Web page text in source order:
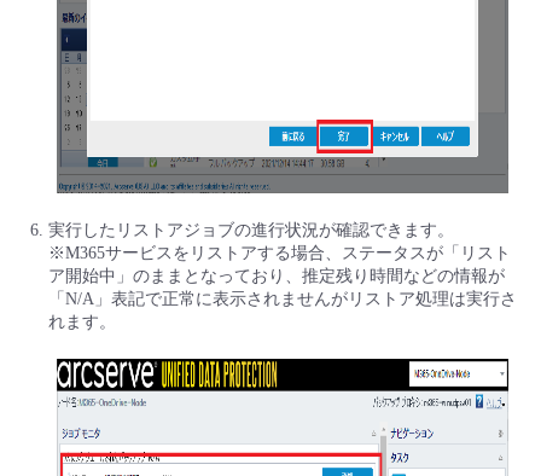
実行したリストアジョブの進行状況が確認できます。
※M365サービスをリストアする場合、ステータスが「リスト
ア開始中」のままとなっており、推定残り時間などの情報が
「N/A」表記で正常に表示されませんがリストア処理は実行さ
れます。